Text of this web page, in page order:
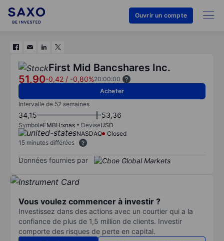
Ouvrir un compte
First Mid Bancshares Inc.
51,90-0,42 / -0,80%20:00:00
Acheter
Intervalle de 52 semaines
34,15 53,36
SymboleFMBH:xnas DeviseUSD
NASDAQ
Closed
15 minutes différées
Données fournies par
Vous voulez commencer à investir ?
Investissez dans des actions avec un courtier qui a la
confiance de plus de 1,5 million de clients. Investir
comporte des risques de perte en capital.